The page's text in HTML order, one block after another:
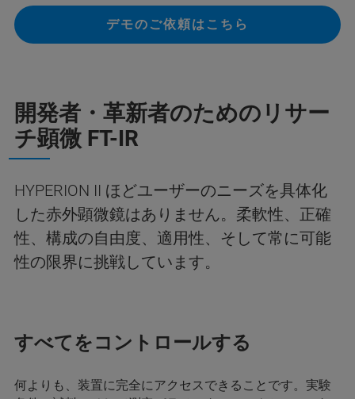
デモのご依頼はこちら
開発者・革新者のためのリサー
チ顕微 FT-IR
HYPERION II ほどユーザーのニーズを具体化
した赤外顕微鏡はありません。柔軟性、正確
性、構成の自由度、適用性、そして常に可能
性の限界に挑戦しています。
すべてをコントロールする
何よりも、装置に完全にアクセスできることです。実験